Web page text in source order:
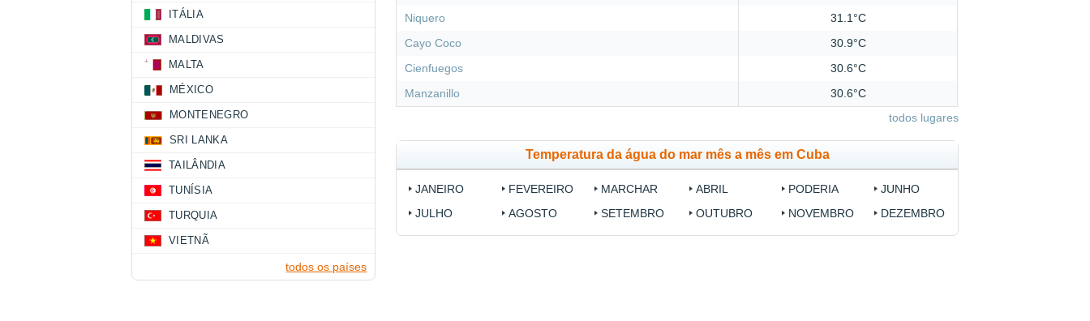
Niquero
31.1°C
Cayo Coco
30.9°C
Cienfuegos
30.6°C
Manzanillo
30.6°C
todos lugares
Temperatura da água do mar mês a mês em Cuba
JANEIRO FEVEREIRO MARCHAR ABRIL PODERIA
JUNHO
JULHO
AGOSTO SETEMBRO OUTUBRO NOVEMBRO DEZEMBRO
ITÁLIA
MALDIVAS
MALTA
MÉXICO
MONTENEGRO
SRI LANKA
TAILÂNDIA
TUNÍSIA
TURQUIA
VIETNÃ
todos os países